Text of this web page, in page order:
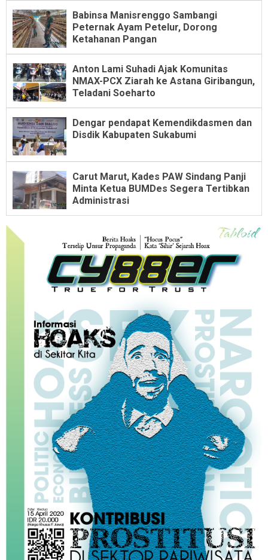
Babinsa Manisrenggo Sambangi
Peternak Ayam Petelur, Dorong
Ketahanan Pangan
Anton Lami Suhadi Ajak Komunitas
NMAX-PCX Ziarah ke Astana Giribangun,
Teladani Soeharto
Dengar pendapat Kemendikdasmen dan
Disdik Kabupaten Sukabumi
Carut Marut, Kades PAW Sindang Panji
Minta Ketua BUMDes Segera Tertibkan
Administrasi